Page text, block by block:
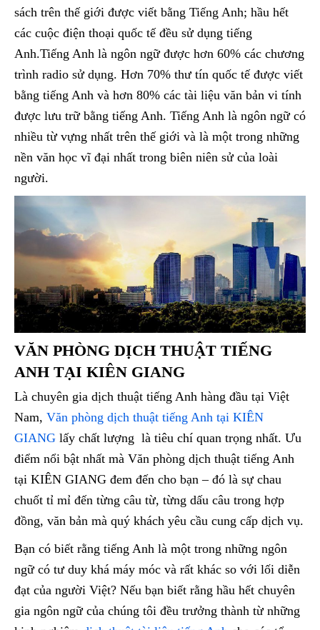
sách trên thế giới được viết bằng Tiếng Anh; hầu hết
các cuộc điện thoại quốc tế đều sử dụng tiếng
Anh.Tiếng Anh là ngôn ngữ được hơn 60% các chương
trình radio sử dụng. Hơn 70% thư tín quốc tế được viết
bằng tiếng Anh và hơn 80% các tài liệu văn bản vi tính
được lưu trữ bằng tiếng Anh. Tiếng Anh là ngôn ngữ có
nhiều từ vựng nhất trên thế giới và là một trong những
nền văn học vĩ đại nhất trong biên niên sử của loài
người.
VĂN PHÒNG DỊCH THUẬT TIẾNG
ANH TẠI KIÊN GIANG
Là chuyên gia dịch thuật tiếng Anh hàng đầu tại Việt
Nam, Văn phòng dịch thuật tiếng Anh tại KIÊN
GIANG lấy chất lượng là tiêu chí quan trọng nhất. Ưu
điểm nổi bật nhất mà Văn phòng dịch thuật tiếng Anh
tại KIÊN GIANG đem đến cho bạn – đó là sự chau
chuốt tỉ mỉ đến từng câu từ, từng dấu câu trong hợp
đồng, văn bản mà quý khách yêu cầu cung cấp dịch vụ.
Bạn có biết rằng tiếng Anh là một trong những ngôn
ngữ có tư duy khá máy móc và rất khác so với lối diễn
đạt của người Việt? Nếu bạn biết rằng hầu hết chuyên
gia ngôn ngữ của chúng tôi đều trưởng thành từ những